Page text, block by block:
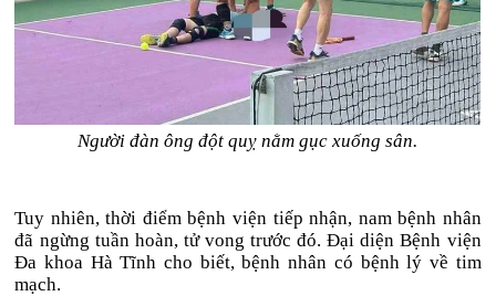
Người đàn ông đột quỵ nằm gục xuống sân.
Tuy nhiên, thời điểm bệnh viện tiếp nhận, nam bệnh nhân
đã ngừng tuần hoàn, tử vong trước đó. Đại diện Bệnh viện
Đa khoa Hà Tĩnh cho biết, bệnh nhân có bệnh lý về tim
mạch.